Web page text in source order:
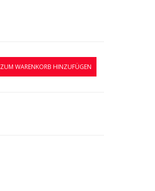
ZUM WARENKORB HINZUFÜGEN